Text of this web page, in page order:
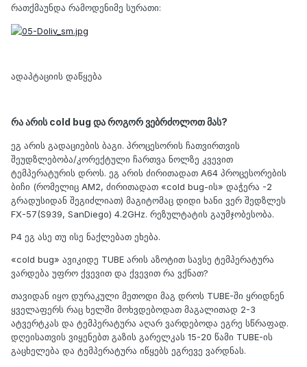
რათქმაუნდა რამოდენიმე სურათი:
ადაპტაციის დაწყება
რა არის cold bug და როგორ ვებრძოლოთ მას?
ეგ არის გადაციების ბაგი. პროცესორის ჩათვირთვის
შეუდზლებობა/კორექტული ჩართვა ნოლზე კვევით
ტემპერატურის დროს. ეგ არის ძირითადათ A64 პროცესორების
ბიჩი (რომელიც AM2, ძირითადათ «cold bug-ის» დაჭერა -2
გრადუსიდან შეგიძლიათ) მაგიტომაც დიდი ხანი ვერ შედზლეს
FX-57(S939, SanDiego) 4.2GHz. რეზულტატის გაუმჯობესობა.
P4 ეგ ასე თუ ისე ნაქლებათ ეხება.
«cold bug» ავიკიდე TUBE არის აზოტით სავსე ტემპერატურა
ვარდება უფრო ქვევით და ქვევით რა ვქნათ?
თავიდან იყო დურაკული მეთოდი მაგ დროს TUBE-ში ყრიდნენ
ყველაფერს რაც ხელში მოხვდებოდათ მაგალითად 2-3
ატვერტკას და ტემპერატურა აღარ ვარდებოდა ეგრე სწრაფად.
დღეისათვის ვიყენებთ გაზის გარელკას 15-20 წამი TUBE-ის
გაცხელება და ტემპერატურა იწყებს ეგრევე ვარდნას.